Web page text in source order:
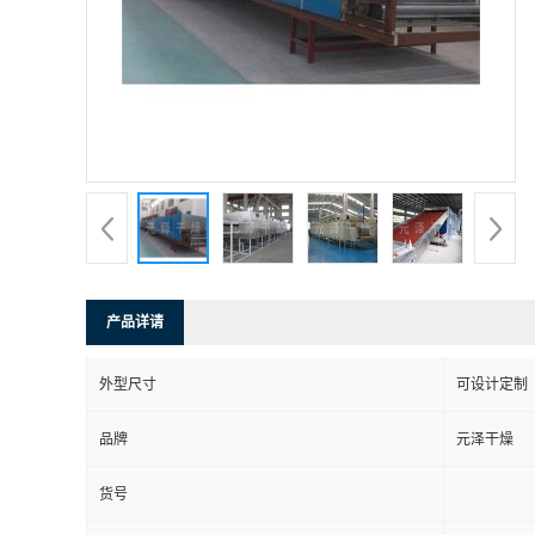
产品详请
外型尺寸 可设计定制
品牌 元泽干燥
货号